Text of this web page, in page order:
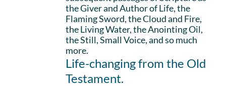
the Giver and Author of Life, the
Flaming Sword, the Cloud and Fire,
the Living Water, the Anointing Oil,
the Still, Small Voice, and so much
more.
Life-changing from the Old
Testament.